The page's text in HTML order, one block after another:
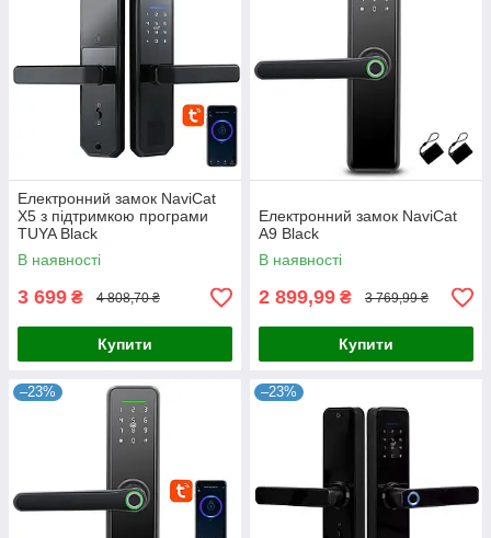
Електронний замок NaviCat
X5 з підтримкою програми
TUYA Black
В наявності
3 699 ₴ 4 808,70 ₴
Купити
Електронний замок NaviCat
A9 Black
В наявності
2 899,99 ₴ 3 769,99 ₴
Купити
–23% –23%